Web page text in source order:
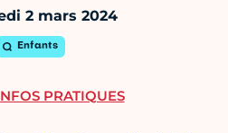
2 mars 2024
Enfants
PRATIQUES